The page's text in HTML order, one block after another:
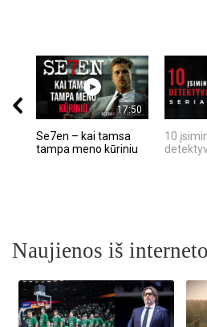
17:50
Se7en – kai tamsa
tampa meno kūriniu
10
Naujienos iš